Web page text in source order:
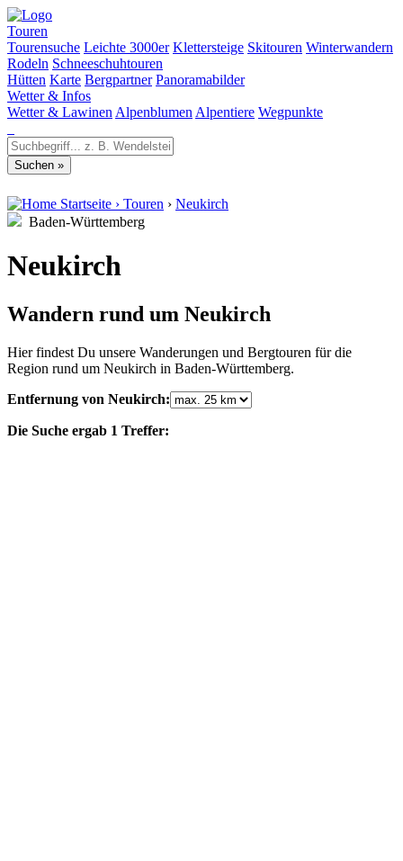
Touren
Tourensuche Leichte 3000er Klettersteige Skitouren Winterwandern
Rodeln Schneeschuhtouren
Hütten Karte Bergpartner Panoramabilder
Wetter & Infos
Wetter & Lawinen Alpenblumen Alpentiere Wegpunkte
Startseite › Touren › Neukirch
Baden-Württemberg
Neukirch
Wandern rund um Neukirch
Hier findest Du unsere Wanderungen und Bergtouren für die
Region rund um Neukirch in Baden-Württemberg.
Entfernung von Neukirch:
Die Suche ergab 1 Treffer: